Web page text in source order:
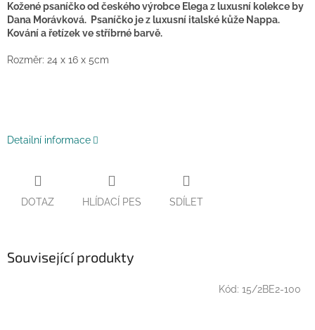
Kožené psaníčko od českého výrobce Elega z luxusní kolekce by
Dana Morávková. Psaníčko je z luxusní italské kůže Nappa.
Kování a řetízek ve stříbrné barvě.
Rozměr: 24 x 16 x 5cm
Detailní informace
DOTAZ HLÍDACÍ PES SDÍLET
Související produkty
Kód: 15/2BE2-100